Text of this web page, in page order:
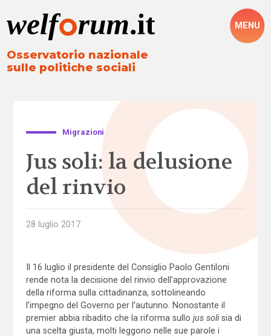
Osservatorio nazionale
sulle politiche sociali
MENU
Migrazioni
Jus soli: la delusione
del rinvio
28 luglio 2017
Il 16 luglio il presidente del Consiglio Paolo Gentiloni
rende nota la decisione del rinvio dell’approvazione
della riforma sulla cittadinanza, sottolineando
l’impegno del Governo per l’autunno. Nonostante il
premier abbia ribadito che la riforma sullo jus solisia di
una scelta giusta, molti leggono nelle sue parole i